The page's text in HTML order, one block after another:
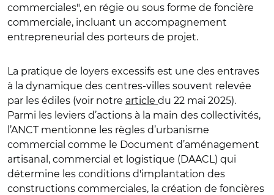
commerciales", en régie ou sous forme de foncière
commerciale, incluant un accompagnement
entrepreneurial des porteurs de projet.
La pratique de loyers excessifs est une des entraves
à la dynamique des centres-villes souvent relevée
par les édiles (voir notre article du 22 mai 2025).
Parmi les leviers d’actions à la main des collectivités,
l’ANCT mentionne les règles d’urbanisme
commercial comme le Document d’aménagement
artisanal, commercial et logistique (DAACL) qui
détermine les conditions d'implantation des
constructions commerciales, la création de foncières